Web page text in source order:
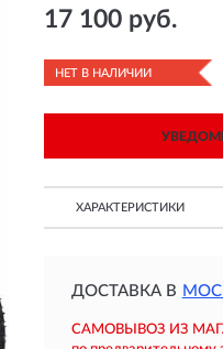
17 100 руб.
НЕТ В НАЛИЧИИ
ХАРАКТЕРИСТИКИ
ДОСТАВКА В
САМОВЫВОЗ ИЗ